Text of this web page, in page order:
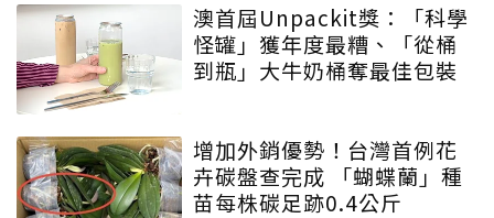
澳首屆Unpackit獎：「科學
怪罐」獲年度最糟、「從桶
到瓶」大牛奶桶奪最佳包裝
增加外銷優勢！台灣首例花
卉碳盤查完成 「蝴蝶蘭」種
苗每株碳足跡0.4公斤